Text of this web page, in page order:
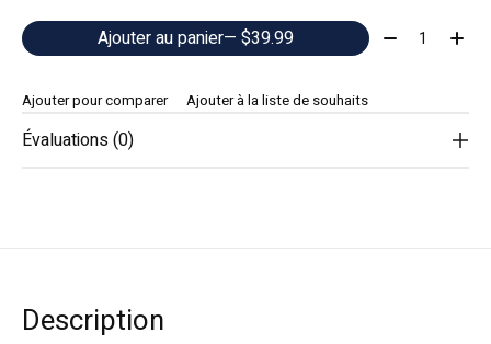
Ajouter au panier — $39.99 Quantité:
Ajouter pour comparer Ajouter à la liste de souhaits
Évaluations (0)
Description